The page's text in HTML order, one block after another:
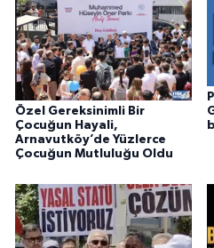
Özel Gereksinimli Bir
Çocuğun Hayali,
Arnavutköy’de Yüzlerce
Çocuğun Mutluluğu Oldu